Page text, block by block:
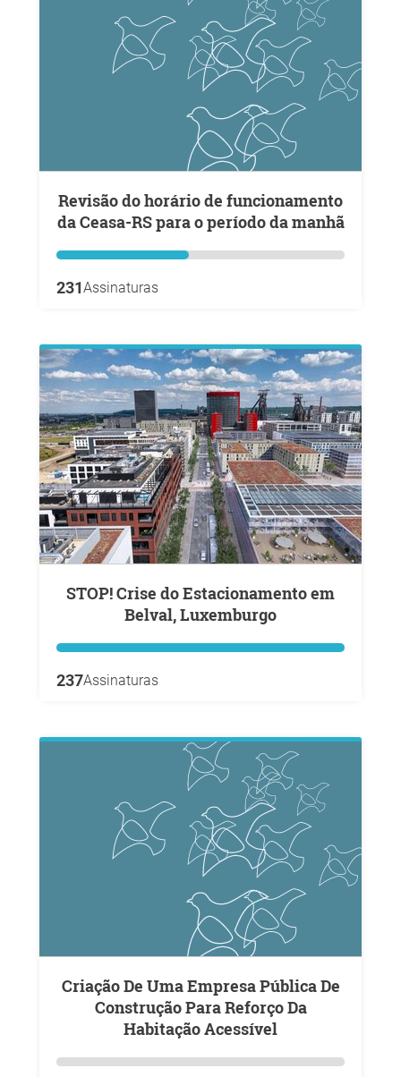
Revisão do horário de funcionamento
da Ceasa-RS para o período da manhã
231Assinaturas
STOP! Crise do Estacionamento em
Belval, Luxemburgo
237Assinaturas
Criação De Uma Empresa Pública De
Construção Para Reforço Da
Habitação Acessível